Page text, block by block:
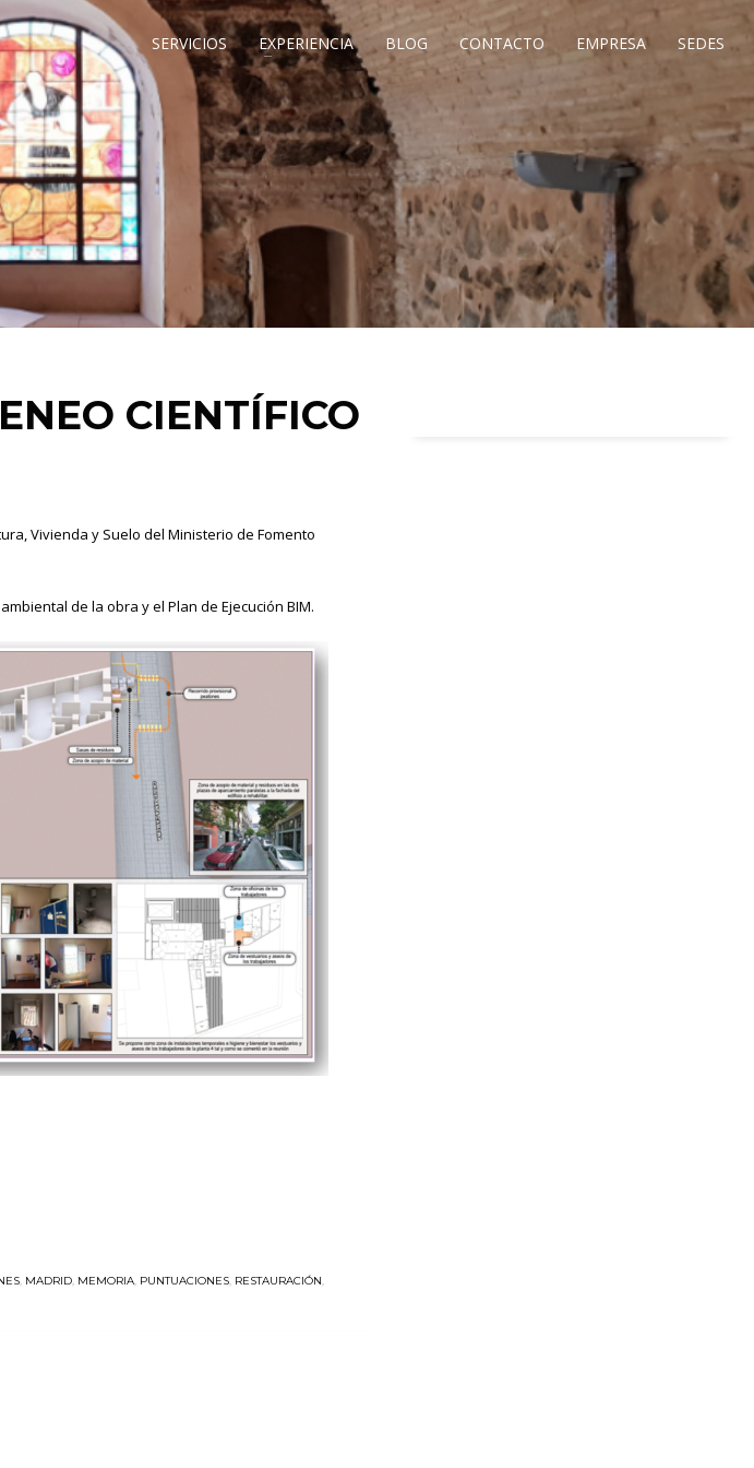
SERVICIOS EXPERIENCIA BLOG CONTACTO EMPRESA SEDES
CIENTÍFICO
Vivienda y Suelo del Ministerio de Fomento
de la obra y el Plan de Ejecución BIM.
, MADRID, MEMORIA, PUNTUACIONES, RESTAURACIÓN,